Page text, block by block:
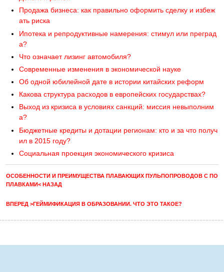
Продажа бизнеса: как правильно оформить сделку и избеж
ать риска
Ипотека и репродуктивные намерения: стимул или преград
а?
Что означает лизинг автомобиля?
Современные изменения в экономической науке
Об одной юбилейной дате в истории китайских реформ
Какова структура расходов в европейских государствах?
Выход из кризиса в условиях санкций: миссия невыполним
а?
Бюджетные кредиты и дотации регионам: кто и за что получ
ил в 2015 году?
Социальная проекция экономического кризиса
ОСОБЕННОСТИ И ПРЕИМУЩЕСТВА ПЛАВАЮЩИХ ПУЛЬПОПРОВОДОВ С ПО
ПЛАВКАМИ< НАЗАД
ВПЕРЕД >ГЕЙМИФИКАЦИЯ В ОБРАЗОВАНИИ. ЧТО ЭТО ТАКОЕ?